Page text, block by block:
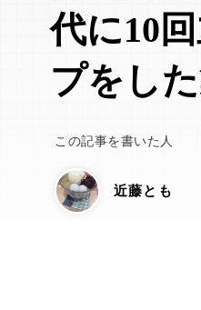
代に10
プをし
この記事を書いた人
近藤とも